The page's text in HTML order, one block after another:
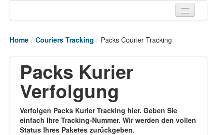
Tracking links
Couriers Tracking
Air Cargo Tracking
Postal Tracking
Vessel Tracking
Home / Couriers Tracking / Packs Courier Tracking
Packs Kurier
Verfolgung
Verfolgen Packs Kurier Tracking hier. Geben Sie
einfach Ihre Tracking-Nummer. Wir werden den vollen
Status Ihres Paketes zurückgeben.